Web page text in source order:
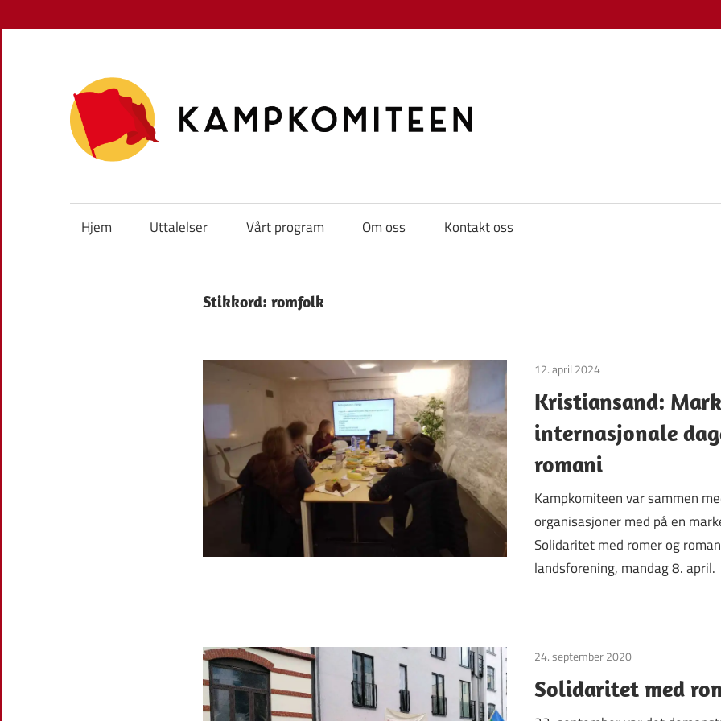
content
Hjem Uttalelser Vårt program Om oss Kontakt oss
Stikkord: romfolk
12. april 2024
Kristiansand:
internasjonale
romani
Kampkomiteen var sammen
organisasjoner med på en
Solidaritet med romer og
landsforening, mandag 8. april.
24. september 2020
Solidaritet med